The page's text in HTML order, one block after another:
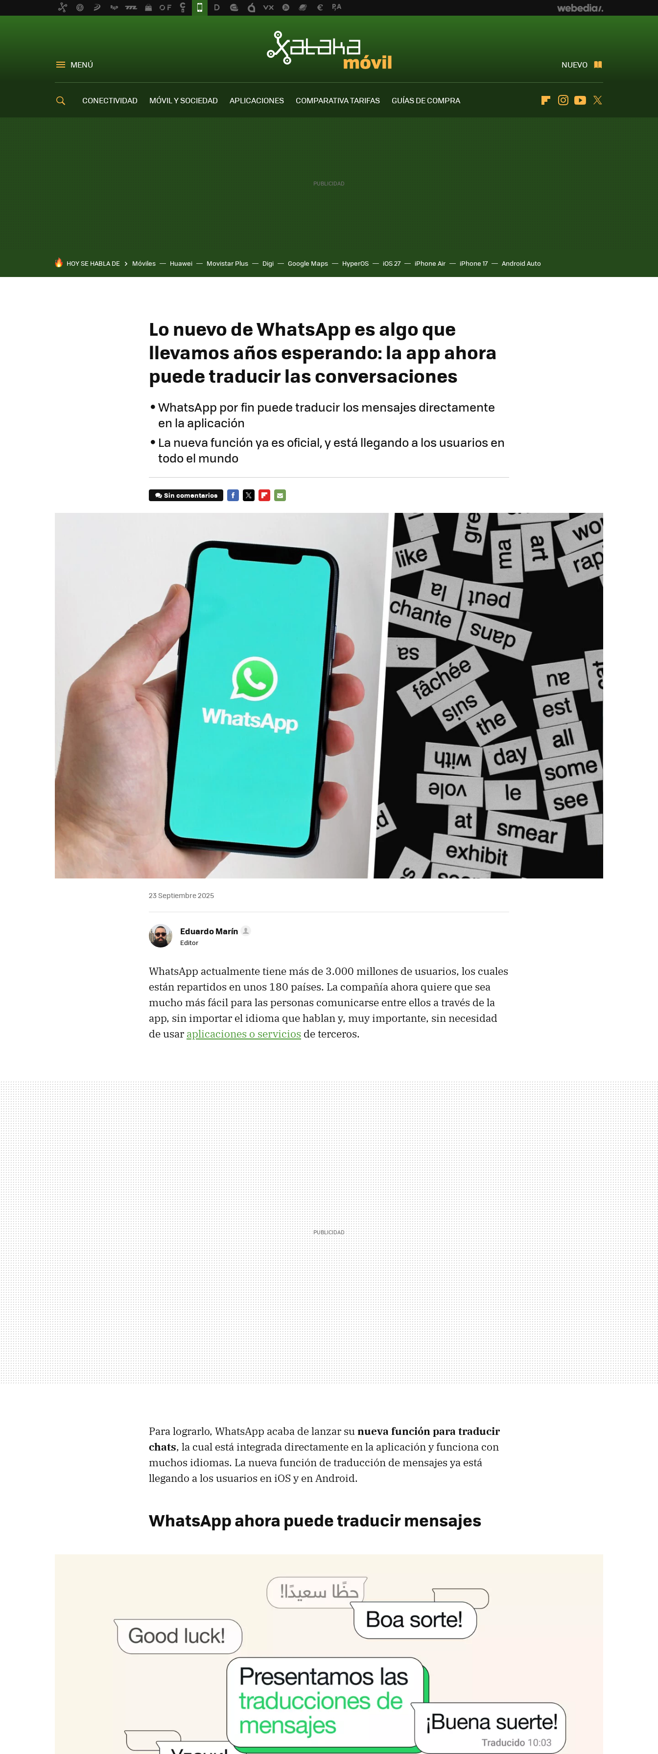
MENÚ NUEVO
CONECTIVIDAD MÓVIL Y SOCIEDAD APLICACIONES COMPARATIVA TARIFAS
GUÍAS DE COMPRA
FlipboardInstagramYoutube
HOY SE HABLA DE Móviles Huawei Movistar Plus Digi Google Maps HyperOS iOS 27 iPhone Air iPhone 17 Android Auto
Lo nuevo de WhatsApp es algo que
llevamos años esperando: la app ahora
puede traducir las conversaciones
WhatsApp por fin puede traducir los mensajes directamente
en la aplicación
La nueva función ya es oficial, y está llegando a los usuarios en
todo el mundo
Sin comentarios
23 Septiembre 2025
Eduardo Marín
Editor
WhatsApp actualmente tiene más de 3.000 millones de usuarios, los cuales
están repartidos en unos 180 países. La compañía ahora quiere que sea
mucho más fácil para las personas comunicarse entre ellos a través de la
app, sin importar el idioma que hablan y, muy importante, sin necesidad
de usar aplicaciones o servicios de terceros.
Para lograrlo, WhatsApp acaba de lanzar sunueva función para traducir
chats, la cual está integrada directamente en la aplicación y funciona con
muchos idiomas. La nueva función de traducción de mensajes ya está
llegando a los usuarios en iOS y en Android.
WhatsApp ahora puede traducir mensajes